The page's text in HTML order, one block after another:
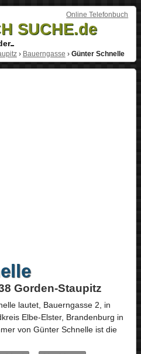
Online Telefonbuch
SUCHE.de
› Bauerngasse › Günter Schnelle
Gorden-Staupitz
lautet, Bauerngasse 2, in
Elbe-Elster, Brandenburg in
von Günter Schnelle ist die